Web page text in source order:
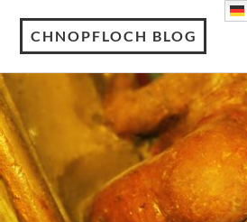
CHNOPFLOCH BLOG